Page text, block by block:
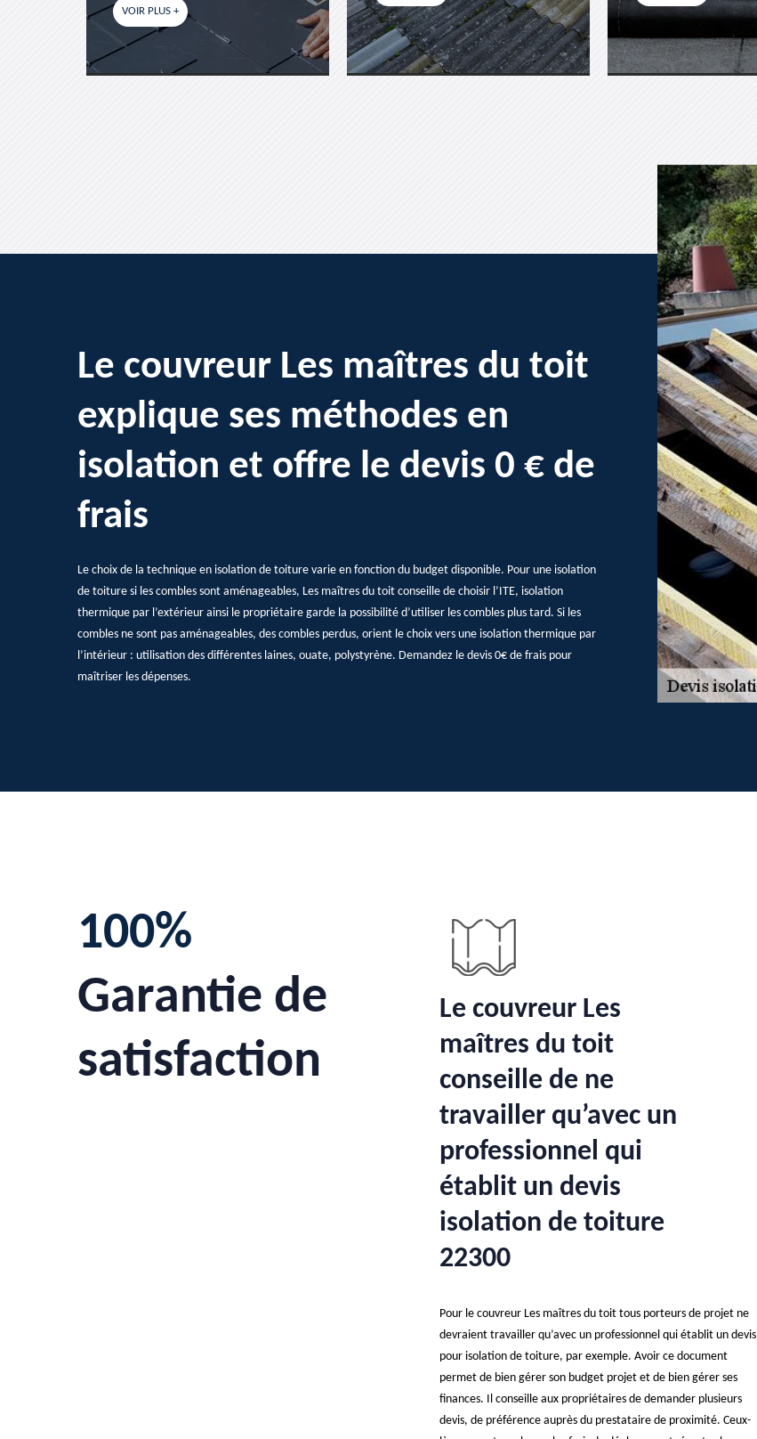
VOIR PLUS +
Le couvreur Les maîtres du toit
explique ses méthodes en
isolation et offre le devis 0 € de
frais
Le choix de la technique en isolation de toiture varie en fonction du budget disponible. Pour une isolation
de toiture si les combles sont aménageables, Les maîtres du toit conseille de choisir l’ITE, isolation
thermique par l’extérieur ainsi le propriétaire garde la possibilité d’utiliser les combles plus tard. Si les
combles ne sont pas aménageables, des combles perdus, orient le choix vers une isolation thermique par
l’intérieur : utilisation des différentes laines, ouate, polystyrène. Demandez le devis 0€ de frais pour
maîtriser les dépenses.
100%
Garantie de
satisfaction
Le couvreur Les
maîtres du toit
conseille de ne
travailler qu’avec un
professionnel qui
établit un devis
isolation de toiture
22300
Pour le couvreur Les maîtres du toit tous porteurs de projet ne
devraient travailler qu’avec un professionnel qui établit un devis
pour isolation de toiture, par exemple. Avoir ce document
permet de bien gérer son budget projet et de bien gérer ses
finances. Il conseille aux propriétaires de demander plusieurs
devis, de préférence auprès du prestataire de proximité. Ceux-